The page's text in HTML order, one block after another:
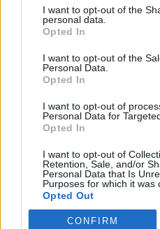
I want to opt-out of the
personal data.
Opted In
I want to opt-out of the
Personal Data.
Opted In
I want to opt-out of
Personal Data for
Opted In
I want to opt-out of
Retention, Sale, and/or
Personal Data that Is
Purposes for which it was
Opted Out
CONFIRM
unserem Forum!„Zum
Thema: Die kleine Kneipe XXXI
Glucky
Admiral des Forums
Beiträge:
jemesa53
Lebende Forenlegende,
Beiträge:
Mausi1004
Foren-Graf , weiblich
Beiträge: 1.037
Sabberline